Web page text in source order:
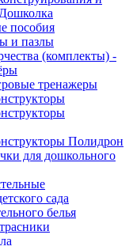
пособия
и пазлы
(комплекты) -
тренажеры
Полидрон
для дошкольного
сада
белья